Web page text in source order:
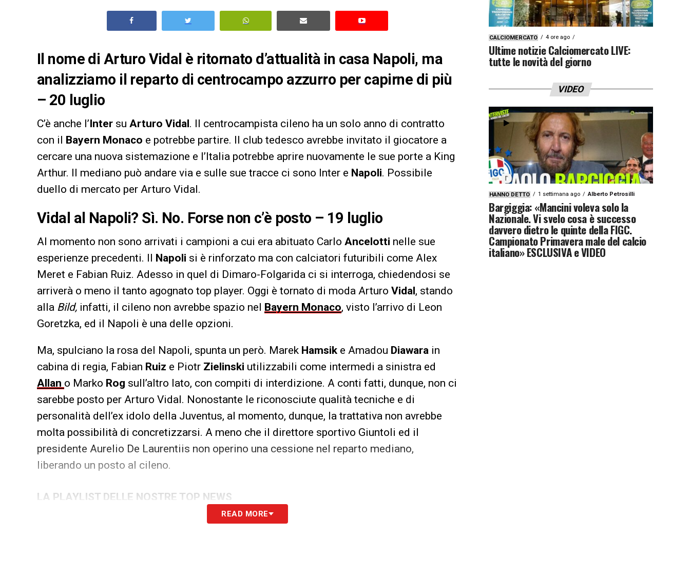
Il nome di Arturo Vidal è ritornato d’attualità in casa Napoli, ma
analizziamo il reparto di centrocampo azzurro per capirne di più
– 20 luglio
C’è anche l’Inter su Arturo Vidal. Il centrocampista cileno ha un solo anno di contratto
con il Bayern Monaco e potrebbe partire. Il club tedesco avrebbe invitato il giocatore a
cercare una nuova sistemazione e l’Italia potrebbe aprire nuovamente le sue porte a King
Arthur. Il mediano può andare via e sulle sue tracce ci sono Inter e Napoli. Possibile
duello di mercato per Arturo Vidal.
Vidal al Napoli? Sì. No. Forse non c’è posto – 19 luglio
Al momento non sono arrivati i campioni a cui era abituato Carlo Ancelotti nelle sue
esperienze precedenti. Il Napoli si è rinforzato ma con calciatori futuribili come Alex
Meret e Fabian Ruiz. Adesso in quel di Dimaro-Folgarida ci si interroga, chiedendosi se
arriverà o meno il tanto agognato top player. Oggi è tornato di moda Arturo Vidal, stando
alla Bild, infatti, il cileno non avrebbe spazio nel Bayern Monaco, visto l’arrivo di Leon
Goretzka, ed il Napoli è una delle opzioni.
Ma, spulciano la rosa del Napoli, spunta un però. Marek Hamsik e Amadou Diawara in
cabina di regia, Fabian Ruiz e Piotr Zielinski utilizzabili come intermedi a sinistra ed
Allan o Marko Rog sull’altro lato, con compiti di interdizione. A conti fatti, dunque, non ci
sarebbe posto per Arturo Vidal. Nonostante le riconosciute qualità tecniche e di
personalità dell’ex idolo della Juventus, al momento, dunque, la trattativa non avrebbe
molta possibilità di concretizzarsi. A meno che il direttore sportivo Giuntoli ed il
presidente Aurelio De Laurentiis non operino una cessione nel reparto mediano,
liberando un posto al cileno.
LA PLAYLIST DELLE NOSTRE TOP NEWS
READ MORE
CALCIOMERCATO 4 ore ago
Ultime notizie Calciomercato LIVE:
tutte le novità del giorno
VIDEO
HANNO DETTO 1 settimana ago Alberto Petrosilli
Bargiggia: «Mancini voleva solo la
Nazionale. Vi svelo cosa è successo
davvero dietro le quinte della FIGC.
Campionato Primavera male del calcio
italiano» ESCLUSIVA e VIDEO